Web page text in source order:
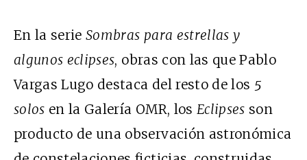
En la serieSombras para estrellas y
algunos eclipses, obras con las que Pablo
Vargas Lugo destaca del resto de los 5
solos en la Galería OMR, los Eclipses son
producto de una observación astronómica